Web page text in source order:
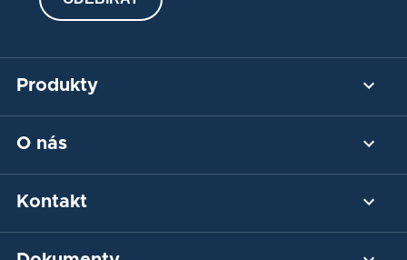
Produkty
Platební brána
Bankovní převod
O nás
Náš příběh
Poradenství
Kontakt
Kontaktujte nás